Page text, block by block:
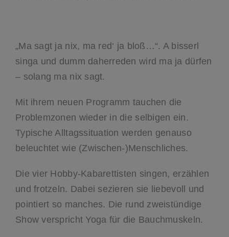
„Ma sagt ja nix, ma red‘ ja bloß…“. A bisserl
singa und dumm daherreden wird ma ja dürfen
– solang ma nix sagt.
Mit ihrem neuen Programm tauchen die
Problemzonen wieder in die selbigen ein.
Typische Alltagssituation werden genauso
beleuchtet wie (Zwischen-)Menschliches.
Die vier Hobby-Kabarettisten singen, erzählen
und frotzeln. Dabei sezieren sie liebevoll und
pointiert so manches. Die rund zweistündige
Show verspricht Yoga für die Bauchmuskeln.